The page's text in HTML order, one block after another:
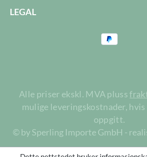
LEGAL
Alle priser ekskl. MVA pluss
mulige leveringskostnader,
oppgitt.
© by Sperling Importe GmbH -